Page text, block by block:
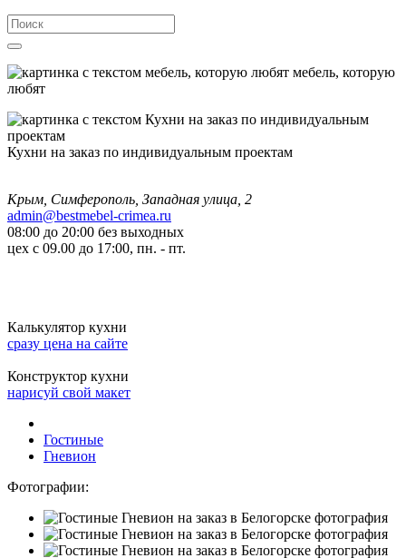
мебель, которую
любят
Кухни на заказ по индивидуальным проектам
Крым, Симферополь, Западная улица, 2
admin@bestmebel-crimea.ru
08:00 до 20:00 без выходных
цех с 09.00 до 17:00, пн. - пт.
Калькулятор кухни
сразу цена на сайте
Конструктор кухни
нарисуй свой макет
Гостиные
Гневион
Фотографии: